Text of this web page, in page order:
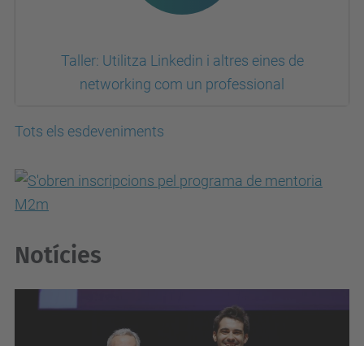
Taller: Utilitza Linkedin i altres eines de
networking com un professional
Tots els esdeveniments
Notícies